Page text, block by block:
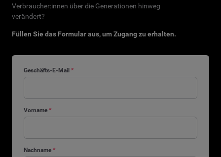
Geschäfts-E-Mail *
Vorname *
Nachname *
Verbraucher:innen über die Generationen hinweg
verändert?
Füllen Sie das Formular aus, um Zugang zu erhalten.